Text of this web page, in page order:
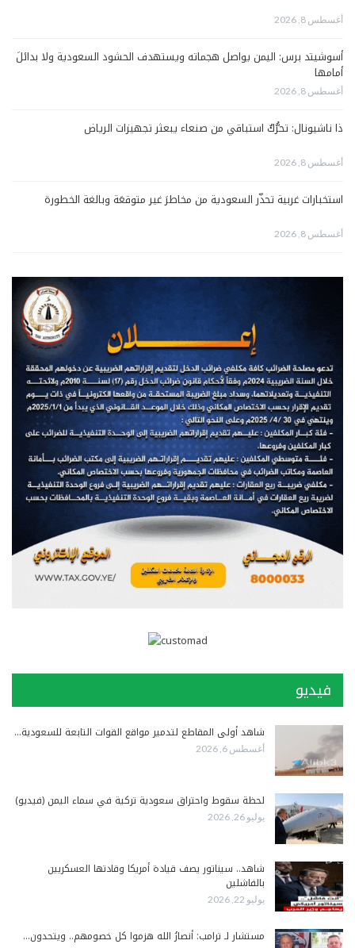
أغسطس 8, 2026
أسوشيتد برس: اليمن يواصل هجماته ويستهدف الحشود السعودية ولا بدائلَ
أمامها
أغسطس 8, 2026
ذا ناشيونال: تحرُّكٌ استباقي من صنعاء يبعثر تجهيزات الرياض
أغسطس 8, 2026
استخبارات غربية تحذّر السعودية من مخاطرَ غير متوقعَة وبالغة الخطورة
أغسطس 8, 2026
فيديو
شاهد أولى المقاطع لتدمير مواقع القوات التابعة للسعودية…
أغسطس 6, 2026
لحظة سقوط واحتراق سعودية تركية في سماء اليمن (فيديو)
يوليو 26, 2026
شاهد.. سيناتور يصف قيادة أمريكا وقادتها العسكريين
بالفاشلين
يوليو 22, 2026
مستشار لـ ترامب: أنصارُ الله هزموا كل خصومهم.. ويتحدون…